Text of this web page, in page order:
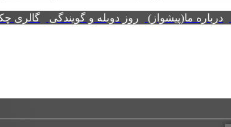
درباره ما(پیشواز) روز دوبله و گویندگی گالری